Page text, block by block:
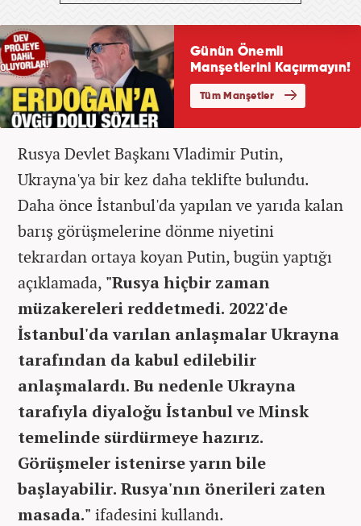
Rusya Devlet Başkanı Vladimir Putin,
Ukrayna'ya bir kez daha teklifte bulundu.
Daha önce İstanbul'da yapılan ve yarıda kalan
barış görüşmelerine dönme niyetini
tekrardan ortaya koyan Putin, bugün yaptığı
açıklamada, "Rusya hiçbir zaman
müzakereleri reddetmedi. 2022'de
İstanbul'da varılan anlaşmalar Ukrayna
tarafından da kabul edilebilir
anlaşmalardı. Bu nedenle Ukrayna
tarafıyla diyaloğu İstanbul ve Minsk
temelinde sürdürmeye hazırız.
Görüşmeler istenirse yarın bile
başlayabilir. Rusya'nın önerileri zaten
masada." ifadesini kullandı.